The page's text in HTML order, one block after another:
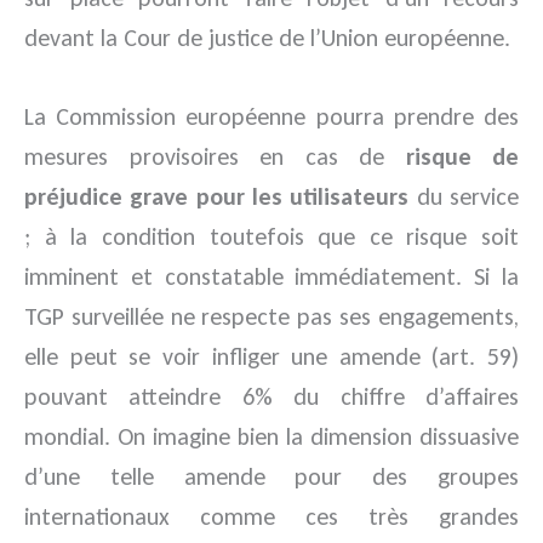
devant la Cour de justice de l’Union européenne.
La Commission européenne pourra prendre des
mesures provisoires en cas de risque de
préjudice grave pour les utilisateurs du service
; à la condition toutefois que ce risque soit
imminent et constatable immédiatement. Si la
TGP surveillée ne respecte pas ses engagements,
elle peut se voir infliger une amende (art. 59)
pouvant atteindre 6% du chiffre d’affaires
mondial. On imagine bien la dimension dissuasive
d’une telle amende pour des groupes
internationaux comme ces très grandes